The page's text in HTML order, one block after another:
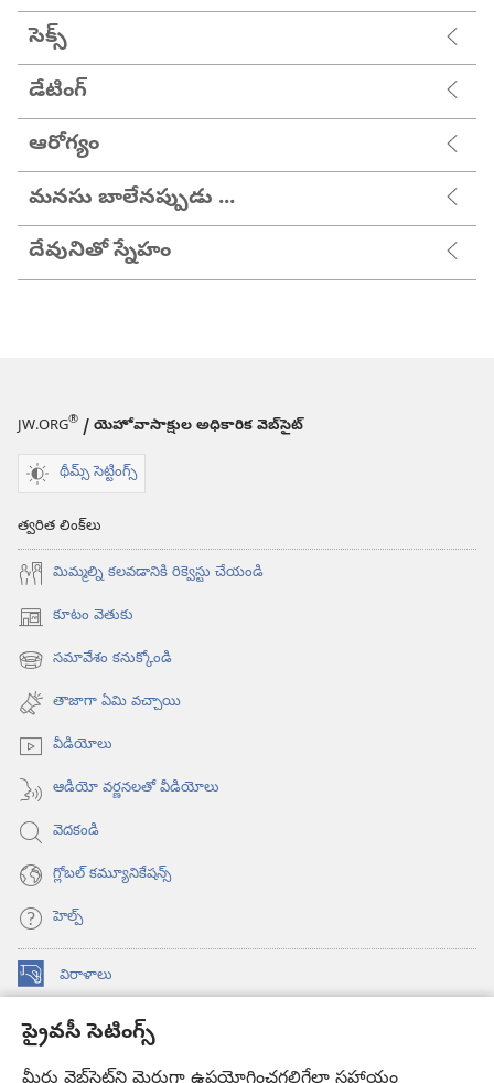
ప్రైవసీ సెటింగ్స్
సెక్స్
డేటింగ్
ఆరోగ్యం
మనసు బాలేనప్పుడు ...
దేవునితో స్నేహం
JW.ORG® / యెహోవాసాక్షుల అధికారిక వెబ్‌సైట్‌
థీమ్స్ సెట్టింగ్స్
త్వరిత లింక్‌లు
మిమ్మల్ని కలవడానికి రిక్వెస్టు చేయండి
కూటం వెతుకు
(కొత్త
విండో
ఓపెన్‌
అవుతుంది)
సమావేశం కనుక్కోండి
(కొత్త
విండో
ఓపెన్‌
అవుతుంది)
తాజాగా ఏమి వచ్చాయి
వీడియోలు
ఆడియో వర్ణనలతో వీడియోలు
వెదకండి
గ్లోబల్‌ కమ్యూనికేషన్స్‌
హెల్ప్‌
విరాళాలు
(కొత్త
ఓపెన్‌ కావలికోట ఆన్‌లైన్‌ లైబ్రరీ
(కొత్త
విండో